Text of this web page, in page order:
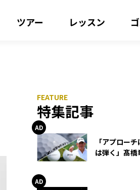
ツアー レッスン
特集記事
「アプロー
は弾く」髙橋